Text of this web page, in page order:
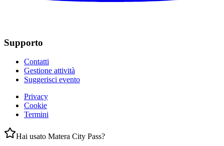
Supporto
Contatti
Gestione attività
Suggerisci evento
Privacy
Cookie
Termini
Hai usato Matera City Pass?